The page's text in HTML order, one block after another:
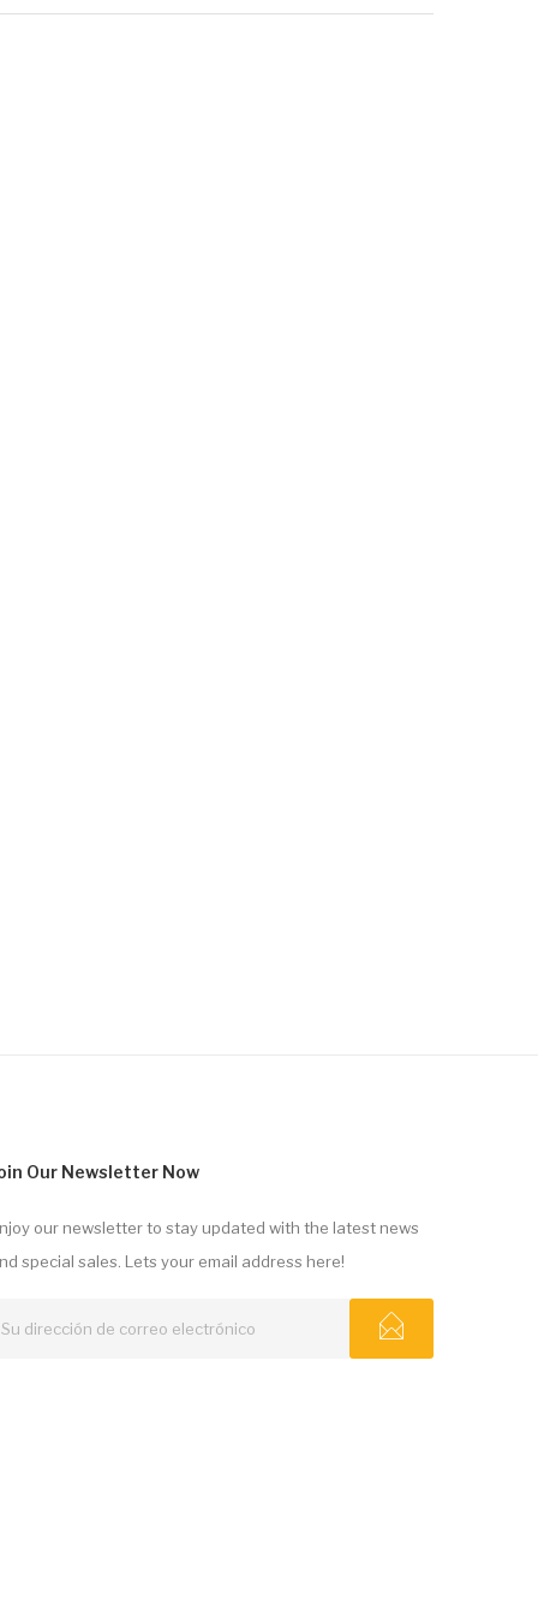
Our Newsletter Now
our newsletter to stay updated with the latest news
special sales. Lets your email address here!